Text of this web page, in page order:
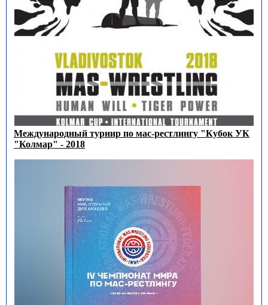
Международный турнир по мас-рестлингу "Кубок УК
"Колмар" - 2018